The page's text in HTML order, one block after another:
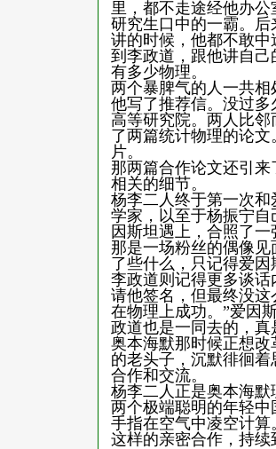
里，都不走途经他办
研究生口中的一霸。
讲的时候，他都不敢
到李政道，跟他讲自
有多少物理。
两个暴脾气的人一共
他写了推荐信。没过
高等研究院。两人比
了两篇统计物理的论
片。
那两篇合作论文还引
相关的细节。
杨李二人终于第一次
学家，以至于杨振宁
因斯坦遇上，合照了一
那是一场粉丝的偶像
了些什么，只记得爱
李政道则记得更多谈
请他签名，但最终没
在物理上成功。”爱因
政道也是一同去的，真
奥本海默那时候正想
的老头子，沉默徘徊
合作和交流。
杨李二人正是奥本海
两个极端聪明的年轻
手指在空气中凌空计
这样的亲密合作，持